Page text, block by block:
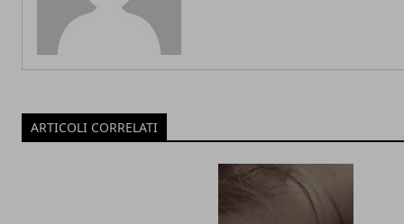
ARTICOLI CORRELATI